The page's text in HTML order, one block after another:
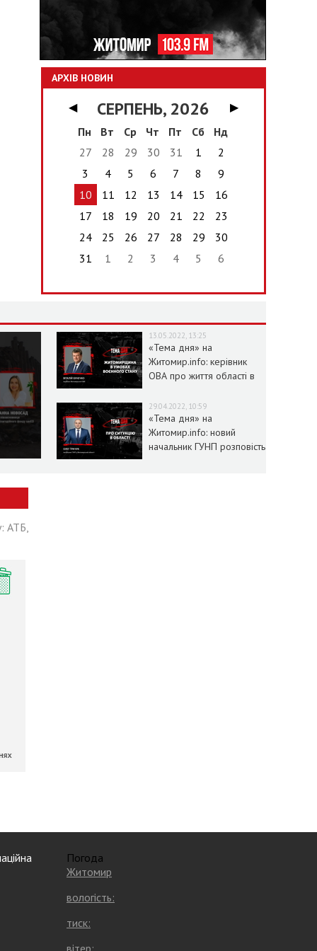
АРХІВ НОВИН
◀ СЕРПЕНЬ, 2026
▶
Пн
Вт Ср Чт Пт Сб
Нд
27
28 29 30 31 1
2
3
4 5 6 7 8
9
10
11 12 13 14 15
16
17
18 19 20 21 22
23
24
25 26 27 28 29
30
31
1 2 3 4 5 6
13.05.2022, 13:25
«Тема дня» на
Житомир.info: керівник
ОВА про життя області в
29.04.2022, 10:59
«Тема дня» на
Житомир.info: новий
начальник ГУНП розповість
АТБ,
Погода
Житомир
вологість:
тиск:
вітер: